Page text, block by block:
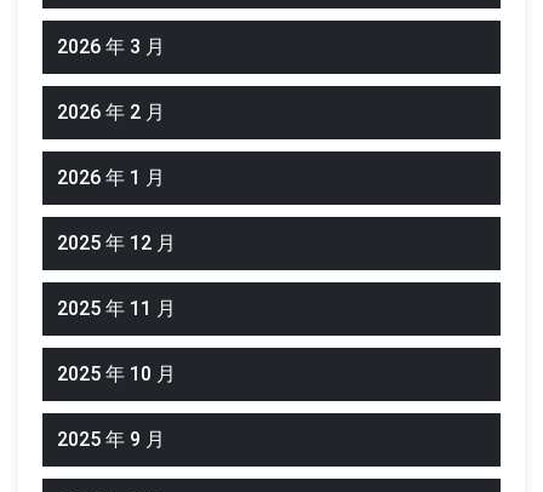
2026 年 3 月
2026 年 2 月
2026 年 1 月
2025 年 12 月
2025 年 11 月
2025 年 10 月
2025 年 9 月